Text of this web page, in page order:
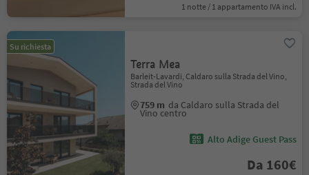
1 notte / 1 appartamento IVA incl.
Su richiesta
Terra Mea
Barleit-Lavardi, Caldaro sulla Strada del Vino,
Strada del Vino
759 m da Caldaro sulla Strada del
Vino centro
Alto Adige Guest Pass
Da 160€